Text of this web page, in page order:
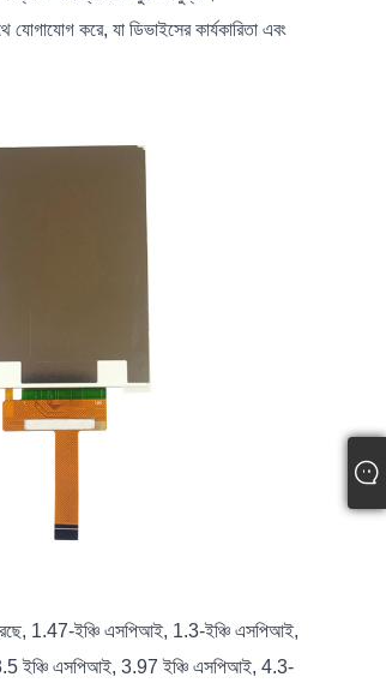
করে, যা ডিভাইসের কার্যকারিতা এবং
1.47-ইঞ্চি এসপিআই, 1.3-ইঞ্চি এসপিআই,
ইঞ্চি এসপিআই, 3.97 ইঞ্চি এসপিআই, 4.3-